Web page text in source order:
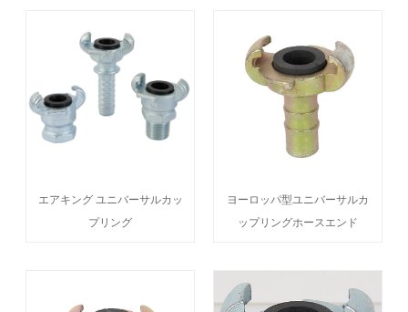
エアキング ユニバーサルカッ
プリング
ヨーロッパ型ユニバーサルカ
ップリングホースエンド